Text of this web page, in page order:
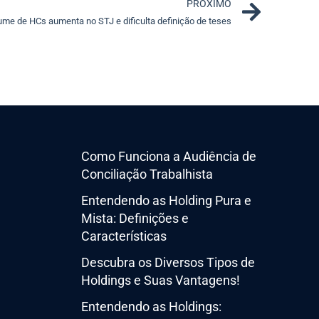
PRÓXIMO
de HCs aumenta no STJ e dificulta definição de teses
Como Funciona a Audiência de
Conciliação Trabalhista
Entendendo as Holding Pura e
Mista: Definições e
Características
Descubra os Diversos Tipos de
Holdings e Suas Vantagens!
Entendendo as Holdings: